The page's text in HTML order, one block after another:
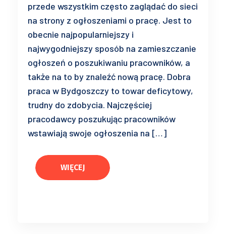
przede wszystkim często zaglądać do sieci
na strony z ogłoszeniami o pracę. Jest to
obecnie najpopularniejszy i
najwygodniejszy sposób na zamieszczanie
ogłoszeń o poszukiwaniu pracowników, a
także na to by znaleźć nową pracę. Dobra
praca w Bydgoszczy to towar deficytowy,
trudny do zdobycia. Najczęściej
pracodawcy poszukując pracowników
wstawiają swoje ogłoszenia na […]
WIĘCEJ